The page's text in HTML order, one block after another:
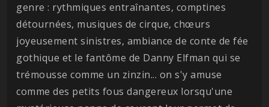
genre : rythmiques entraînantes, comptines
détournées, musiques de cirque, chœurs
joyeusement sinistres, ambiance de conte de fée
gothique et le fantôme de Danny Elfman qui se
trémousse comme un zinzin... on s'y amuse
comme des petits fous dangereux lorsqu'une